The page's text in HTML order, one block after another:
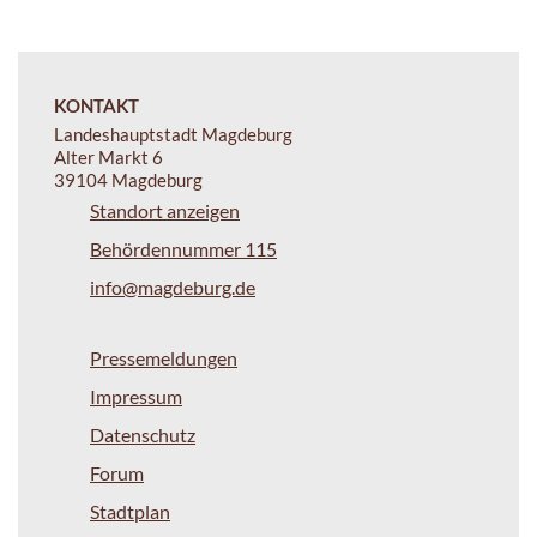
KONTAKT
Landeshauptstadt Magdeburg
Alter Markt 6
39104 Magdeburg
Standort anzeigen
Behördennummer 115
info@magdeburg.de
Pressemeldungen
Impressum
Datenschutz
Forum
Stadtplan